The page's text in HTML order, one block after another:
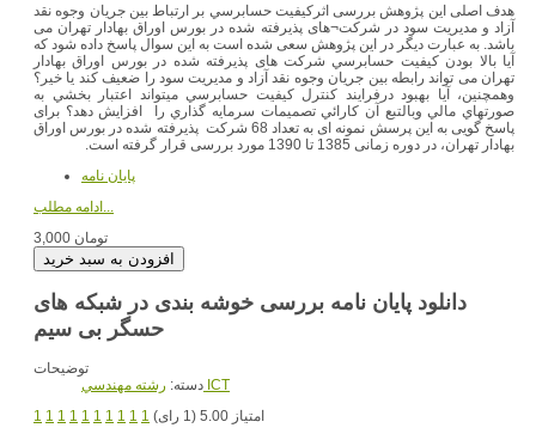
هدف اصلی این پژوهش بررسی اثركيفيت حسابرسي بر ارتباط بین جریان وجوه نقد
آزاد و مدیریت سود در شرکت¬های پذيرفته شده در بورس اوراق بهادار تهران می
باشد. به عبارت دیگر در این پژوهش سعی شده است به این سوال پاسخ داده شود که
آیا بالا بودن كيفيت حسابرسي شرکت های پذیرفته شده در بورس اوراق بهادار
تهران می تواند رابطه بین جریان وجوه نقد آزاد و مدیریت سود را ضعیف کند یا خیر؟
وهمچنين، آيا بهبود درفرايند كنترل كيفيت حسابرسي ميتواند اعتبار بخشي به
صورتهاي مالي وبالتبع آن كارائي تصميمات سرمايه گذاري را افزايش دهد؟ برای
پاسخ گویی به این پرسش نمونه ای به تعداد 68 شرکت پذیرفته شده در بورس اوراق
بهادار تهران، در دوره زمانی 1385 تا 1390 مورد بررسی قرار گرفته است.
پایان نامه
ادامه مطلب...
3,000 تومان
دانلود پایان نامه بررسی خوشه بندی در شبکه های
حسگر بی سیم
توضیحات
دسته: رشته مهندسي ICT
1 1 1 1 1 1 1 1 1 1
امتیاز 5.00 (1 رای)